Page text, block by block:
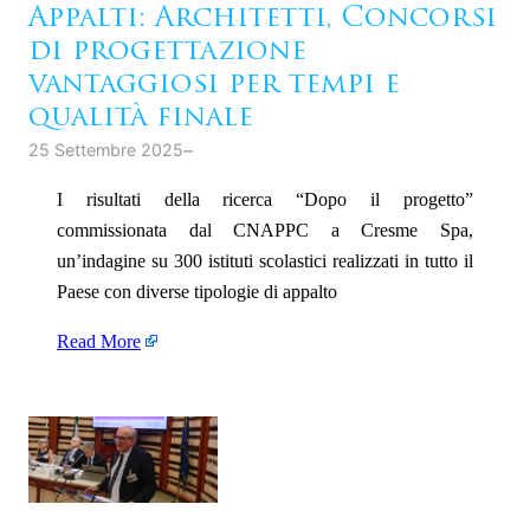
Appalti: Architetti, Concorsi
di progettazione
vantaggiosi per tempi e
qualità finale
25 Settembre 2025–
I risultati della ricerca “Dopo il progetto”
commissionata dal CNAPPC a Cresme Spa,
un’indagine su 300 istituti scolastici realizzati in tutto il
Paese con diverse tipologie di appalto
Read More